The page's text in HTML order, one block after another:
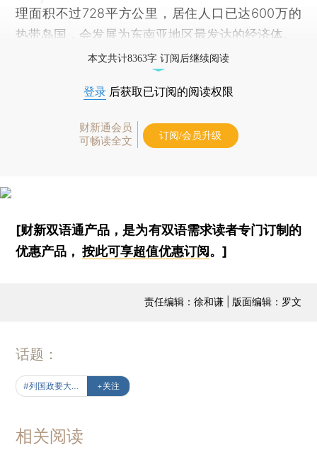
理面积不过728平方公里，居住人口已达600万的
热带岛国，会发展为东南亚地区最发达的经济体。
本文共计8363字 订阅后继续阅读
登录 后获取已订阅的阅读权限
财新通会员
可畅读全文
订阅/会员升级
[财新双语通产品，是为有双语需求读者专门订制的
优惠产品，按此可享超值优惠订阅 。]
责任编辑：徐和谦 | 版面编辑：罗文
话题：
+关注
相关阅读